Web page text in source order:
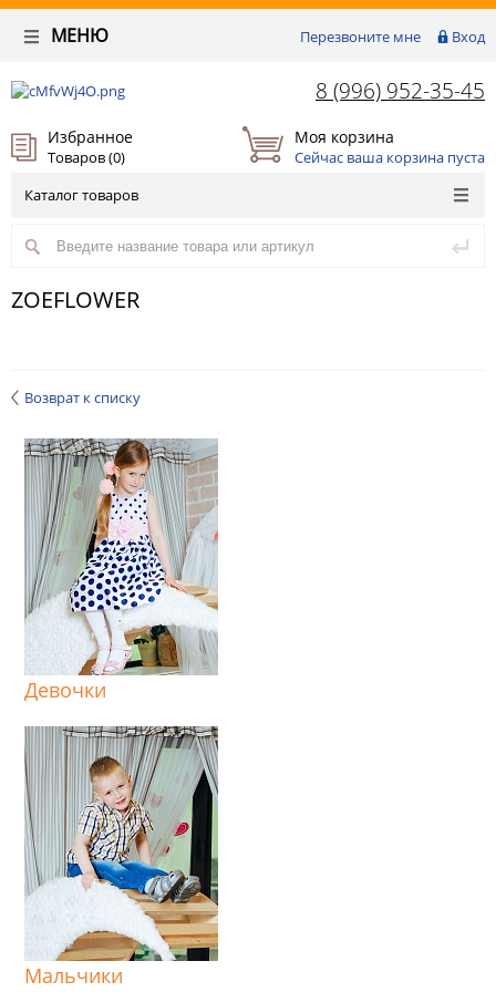
Перезвоните мне Вход
МЕНЮ
8 (996) 952-35-45
Избранное
Товаров (0)
Моя корзина
Сейчас ваша корзина пуста
Каталог товаров
ZOEFLOWER
Возврат к списку
Девочки
Мальчики